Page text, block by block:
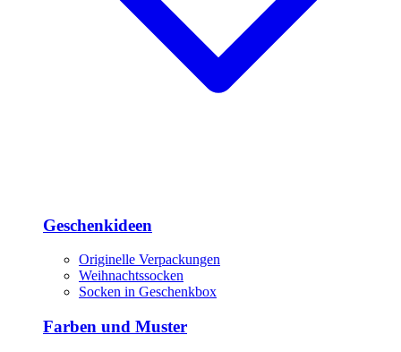
Geschenkideen
Originelle Verpackungen
Weihnachtssocken
Socken in Geschenkbox
Farben und Muster